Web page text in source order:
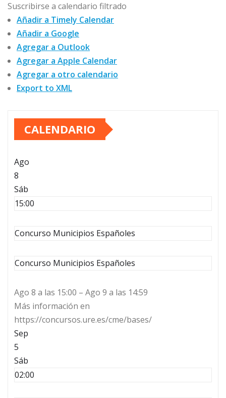
Suscribirse a calendario filtrado
Añadir a Timely Calendar
Añadir a Google
Agregar a Outlook
Agregar a Apple Calendar
Agregar a otro calendario
Export to XML
CALENDARIO
Ago
8
Sáb
15:00
Concurso Municipios Españoles
Concurso Municipios Españoles
Ago 8 a las 15:00 – Ago 9 a las 14:59
Más información en
https://concursos.ure.es/cme/bases/
Sep
5
Sáb
02:00